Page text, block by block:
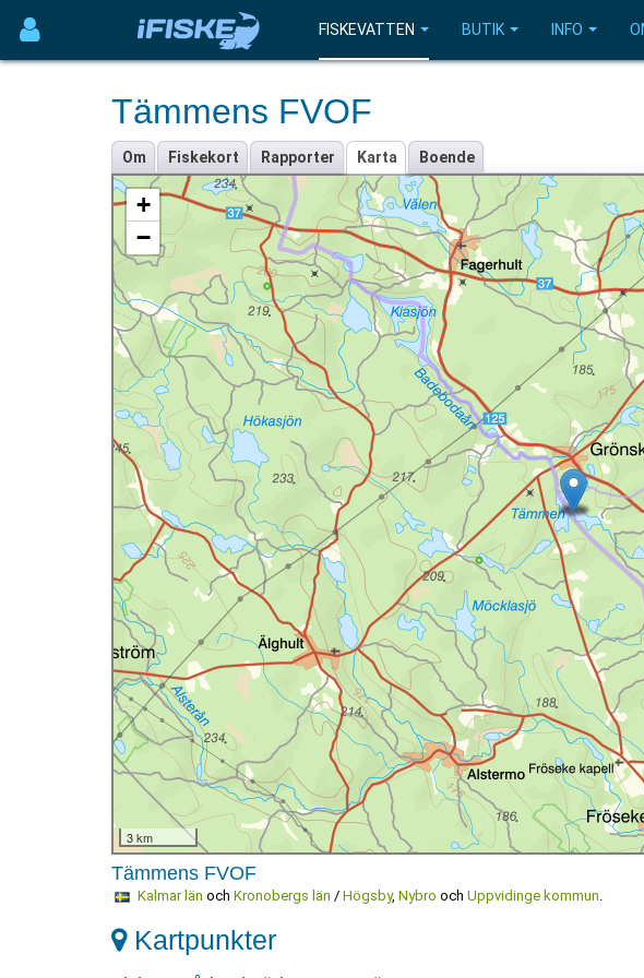
FISKEVATTEN BUTIK INFO
Tämmens FVOF
Om Fiskekort Rapporter Karta Boende
+
−
3 km
Tämmens FVOF
Kalmar län och Kronobergs län / Högsby, Nybro och Uppvidinge kommun.
Kartpunkter